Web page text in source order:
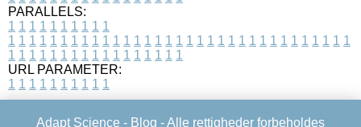
PARALLELS:
1 1 1 1 1 1 1 1 1 1
1 1 1 1 1 1 1 1 1 1 1 1 1 1 1 1 1 1 1 1 1 1 1 1 1 1 1 1 1 1 1 1 1
1 1 1 1 1 1 1 1 1 1 1 1 1 1 1 1 1
URL PARAMETER:
1 1 1 1 1 1 1 1 1 1
Adapt Science - Blog - Alle rettigheder forbeholdes